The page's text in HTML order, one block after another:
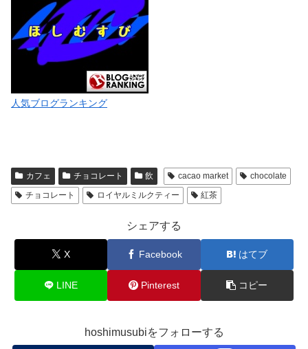
人気ブログランキング
カフェ チョコレート 飲 cacao market
chocolate
チョコレート
ロイヤルミルクティー 紅茶
シェアする
X Facebook はてブ
LINE Pinterest コピー
hoshimusubiをフォローする